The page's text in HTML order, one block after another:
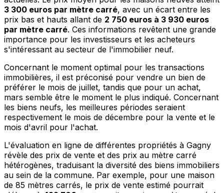
3 300 euros par mètre carré, avec un écart entre les
prix bas et hauts allant de 2 750 euros à 3 930 euros
par mètre carré. Ces informations revêtent une grande
importance pour les investisseurs et les acheteurs
s'intéressant au secteur de l'immobilier neuf.
Concernant le moment optimal pour les transactions
immobilières, il est préconisé pour vendre un bien de
préférer le mois de juillet, tandis que pour un achat,
mars semble être le moment le plus indiqué. Concernant
les biens neufs, les meilleures périodes seraient
respectivement le mois de décembre pour la vente et le
mois d'avril pour l'achat.
L'évaluation en ligne de différentes propriétés à Gagny
révèle des prix de vente et des prix au mètre carré
hétérogènes, traduisant la diversité des biens immobiliers
au sein de la commune. Par exemple, pour une maison
de 85 mètres carrés, le prix de vente estimé pourrait